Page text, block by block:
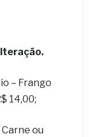
– Frango
14,00;
Carne ou